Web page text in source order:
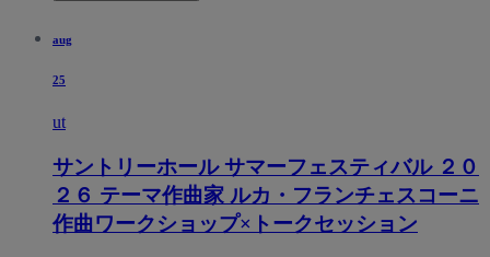
aug
25
ut
サントリーホール サマーフェスティバル ２０
２６ テーマ作曲家 ルカ・フランチェスコーニ
作曲ワークショップ×トークセッション